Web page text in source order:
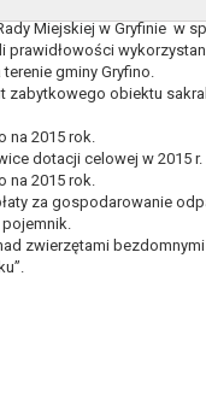
Miejskiej w Gryfinie w
prawidłowości
gminy Gryfino.
zabytkowego obiektu
na 2015 rok.
dotacji celowej w 2015 r.
na 2015 rok.
za gospodarowanie
pojemnik.
zwierzętami
gminnym (Dz.U. z
wobec Gminy;
administratorowi;
w zakresie i celu
odbiorcom
zgodnie z terminami